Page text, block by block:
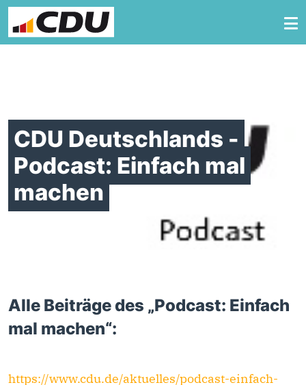
Zum Inhalt springen
CDU Deutschlands -
Podcast: Einfach mal
machen
Alle Beiträge des „Podcast: Einfach
mal machen“:
https://www.cdu.de/aktuelles/podcast-einfach-